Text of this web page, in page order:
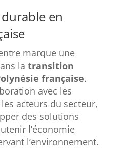
en
marque une
la transition
française.
avec les
acteurs du secteur,
des solutions
l’économie
l’environnement.